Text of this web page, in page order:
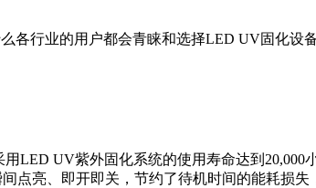
各行业的用户都会青睐和选择LED UV固化
LED UV紫外固化系统的使用寿命达到
点亮、即开即关，节约了待机时间的能耗损